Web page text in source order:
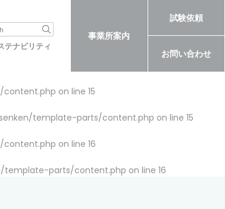
テナビリティ
事業所案内
試験依頼
お問い合わせ
on line 15
template-parts/content.php on line 15
on line 16
template-parts/content.php on line 16